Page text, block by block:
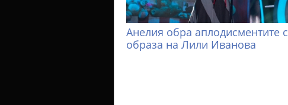
Анелия обра аплодисментите с
образа на Лили Иванова